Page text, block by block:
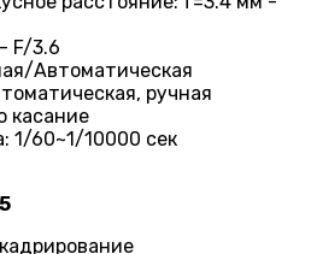
F/3.6
Автоматическая
ручная
касание
1/60~1/10000 сек